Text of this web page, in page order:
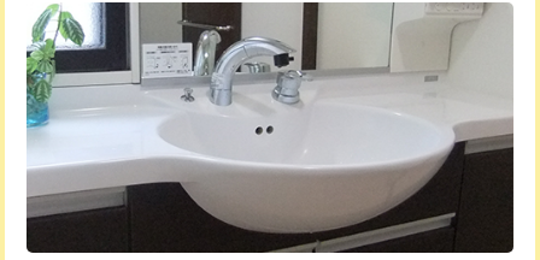
廃棄・処分 現場見積
※給水管工事は20mmまでの価格です。
業)
給水管工事※（塩ビ管（VP・HI）使
用/3ｍまで)
33,000円
給水管工事※（塩ビ管（VP・HI）使
用（追加）/3ｍ超え)
給水管工事※（ライニング鋼管・銅
管・ポリ管・HT管使用/3ｍまで)
44,000円
追加トーラー機使用/3m超え +3,300円
カメラ調査 33,000円
桝清掃
止水・漏水調査・防水処理・清掃・修
理・調整・分解・加工など（軽作業）
11,000円
止水・漏水調査・防水処理・清掃・修
22,000円